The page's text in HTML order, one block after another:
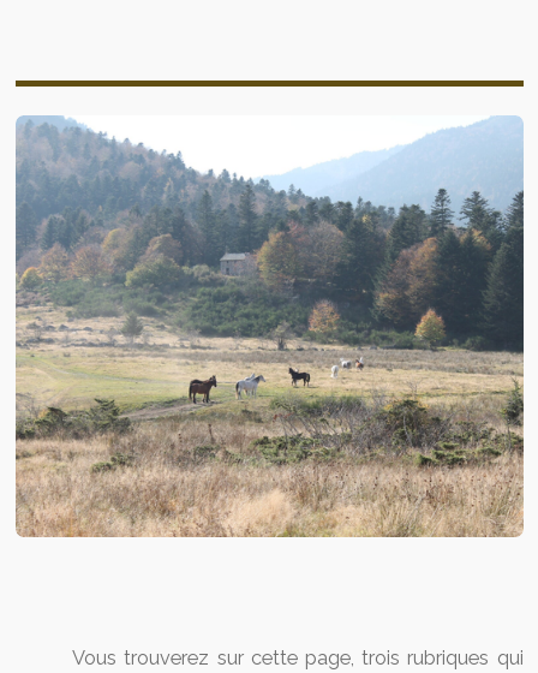
Vous trouverez sur cette page, trois rubriques qui